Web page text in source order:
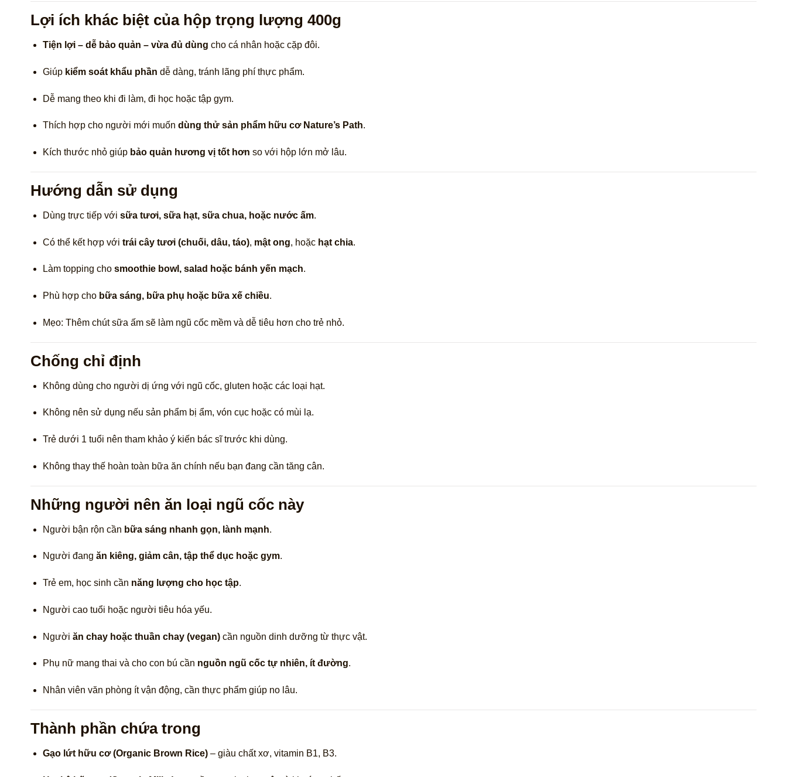
Lợi ích khác biệt của hộp trọng lượng 400g
Tiện lợi – dễ bảo quản – vừa đủ dùng cho cá nhân hoặc cặp đôi.
Giúp kiểm soát khẩu phần dễ dàng, tránh lãng phí thực phẩm.
Dễ mang theo khi đi làm, đi học hoặc tập gym.
Thích hợp cho người mới muốn dùng thử sản phẩm hữu cơ Nature’s Path.
Kích thước nhỏ giúp bảo quản hương vị tốt hơn so với hộp lớn mở lâu.
Hướng dẫn sử dụng
Dùng trực tiếp với sữa tươi, sữa hạt, sữa chua, hoặc nước ấm.
Có thể kết hợp với trái cây tươi (chuối, dâu, táo), mật ong, hoặc hạt chia.
Làm topping cho smoothie bowl, salad hoặc bánh yến mạch.
Phù hợp cho bữa sáng, bữa phụ hoặc bữa xế chiều.
Mẹo: Thêm chút sữa ấm sẽ làm ngũ cốc mềm và dễ tiêu hơn cho trẻ nhỏ.
Chống chỉ định
Không dùng cho người dị ứng với ngũ cốc, gluten hoặc các loại hạt.
Không nên sử dụng nếu sản phẩm bị ẩm, vón cục hoặc có mùi lạ.
Trẻ dưới 1 tuổi nên tham khảo ý kiến bác sĩ trước khi dùng.
Không thay thế hoàn toàn bữa ăn chính nếu bạn đang cần tăng cân.
Những người nên ăn loại ngũ cốc này
Người bận rộn cần bữa sáng nhanh gọn, lành mạnh.
Người đang ăn kiêng, giảm cân, tập thể dục hoặc gym.
Trẻ em, học sinh cần năng lượng cho học tập.
Người cao tuổi hoặc người tiêu hóa yếu.
Người ăn chay hoặc thuần chay (vegan)cần nguồn dinh dưỡng từ thực vật.
Phụ nữ mang thai và cho con bú cần nguồn ngũ cốc tự nhiên, ít đường.
Nhân viên văn phòng ít vận động, cần thực phẩm giúp no lâu.
Thành phần chứa trong
Gạo lứt hữu cơ (Organic Brown Rice)– giàu chất xơ, vitamin B1, B3.